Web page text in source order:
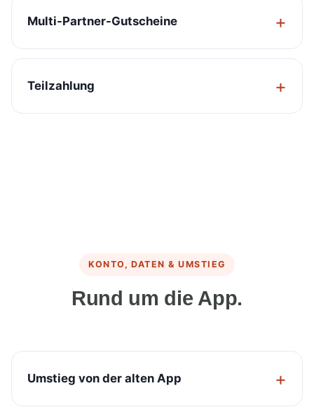
Multi-Partner-Gutscheine
Teilzahlung
KONTO, DATEN & UMSTIEG
Rund um die App.
Umstieg von der alten App